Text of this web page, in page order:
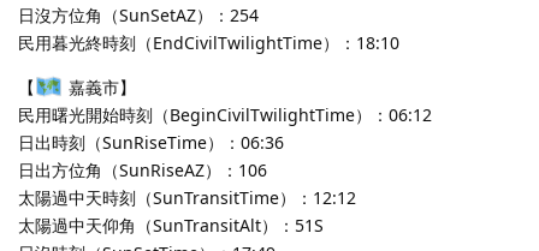
日沒方位角（SunSetAZ）：254
民用暮光終時刻（EndCivilTwilightTime）：18:10
【
嘉義市】
民用曙光開始時刻（BeginCivilTwilightTime）：06:12
日出時刻（SunRiseTime）：06:36
日出方位角（SunRiseAZ）：106
太陽過中天時刻（SunTransitTime）：12:12
太陽過中天仰角（SunTransitAlt）：51S